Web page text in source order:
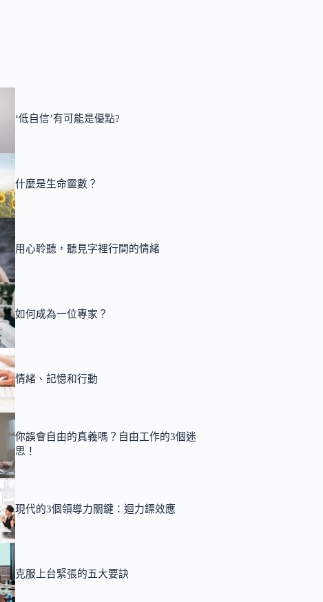
‘低自信’有可能是優點?
什麼是生命靈數？
用心聆聽，聽見字裡行間的情緒
如何成為一位專家？
情緒、記憶和行動
你誤會自由的真義嗎？自由工作的3個迷
思！
現代的3個領導力關鍵：迴力鏢效應
克服上台緊張的五大要訣